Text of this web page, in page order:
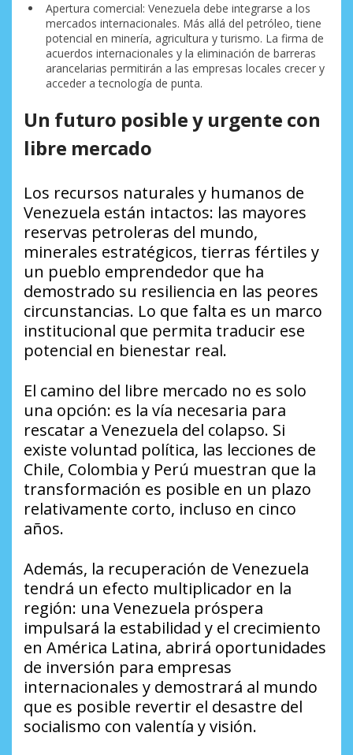
Apertura comercial: Venezuela debe integrarse a los
mercados internacionales. Más allá del petróleo, tiene
potencial en minería, agricultura y turismo. La firma de
acuerdos internacionales y la eliminación de barreras
arancelarias permitirán a las empresas locales crecer y
acceder a tecnología de punta.
Un futuro posible y urgente con
libre mercado
Los recursos naturales y humanos de
Venezuela están intactos: las mayores
reservas petroleras del mundo,
minerales estratégicos, tierras fértiles y
un pueblo emprendedor que ha
demostrado su resiliencia en las peores
circunstancias. Lo que falta es un marco
institucional que permita traducir ese
potencial en bienestar real.
El camino del libre mercado no es solo
una opción: es la vía necesaria para
rescatar a Venezuela del colapso. Si
existe voluntad política, las lecciones de
Chile, Colombia y Perú muestran que la
transformación es posible en un plazo
relativamente corto, incluso en cinco
años.
Además, la recuperación de Venezuela
tendrá un efecto multiplicador en la
región: una Venezuela próspera
impulsará la estabilidad y el crecimiento
en América Latina, abrirá oportunidades
de inversión para empresas
internacionales y demostrará al mundo
que es posible revertir el desastre del
socialismo con valentía y visión.